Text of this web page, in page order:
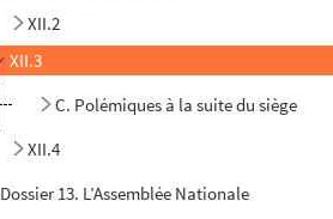
XII.2
XII.3
C. Polémiques à la suite du siège
XII.4
Dossier 13. L’Assemblée Nationale